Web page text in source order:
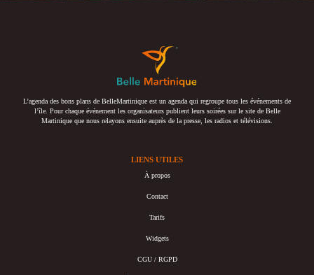
L’agenda des bons plans de BelleMartinique est un agenda qui regroupe tous les événements de
l’île. Pour chaque événement les organisateurs publient leurs soirées sur le site de Belle
Martinique que nous relayons ensuite auprès de la presse, les radios et télévisions.
LIENS UTILES
À propos
Contact
Tarifs
Widgets
CGU / RGPD